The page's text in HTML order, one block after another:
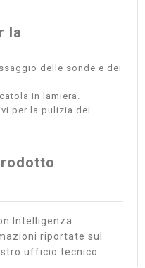
la
delle sonde e dei
in lamiera.
per la pulizia dei
Intelligenza
riportate sul
ufficio tecnico.